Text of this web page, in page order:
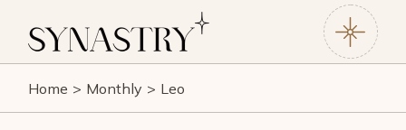
Home Monthly Leo